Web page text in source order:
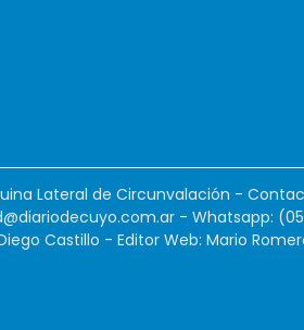
Lateral de Circunvalación -
- Whatsapp:
Castillo - Editor Web: Mario